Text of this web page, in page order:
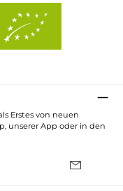
Erstes von neuen
unserer App oder in den